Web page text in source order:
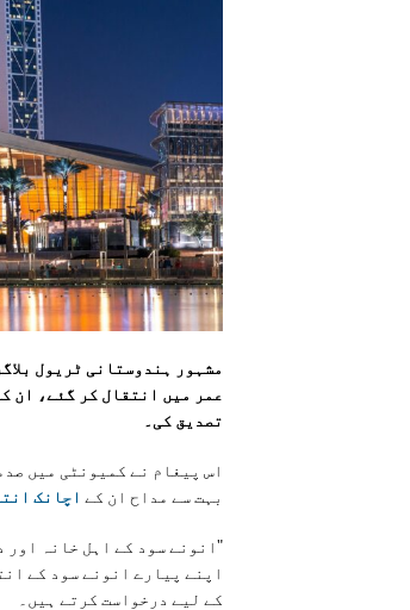
عمر میں انتقال کر گئے، ان
تصدیق کی۔
اس پیغام نے کمیونٹی میں
بہت سے مداح ان کے اچانک
"انونے سود کے اہل خانہ اور
اپنے پیارے انونے سود کے
کے لیے درخواست کرتے ہیں۔